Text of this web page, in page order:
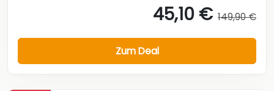
45,10 € 149,90 €
Zum Deal